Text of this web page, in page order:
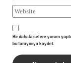
Bir dahaki sefere yorum
bu tarayıcıya kaydet.